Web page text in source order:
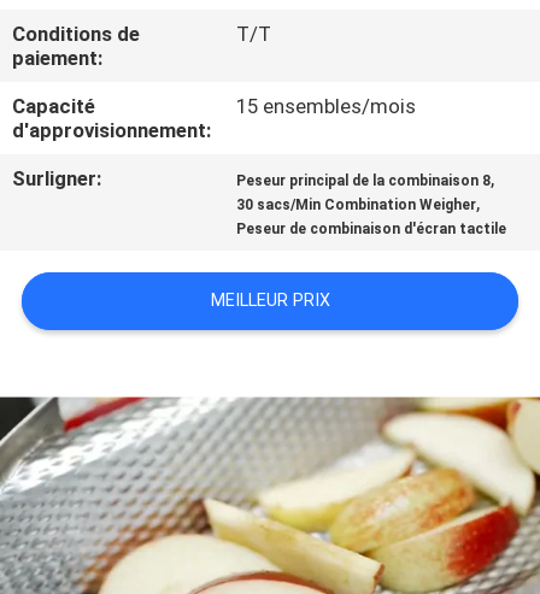
CONTACTEZ-
NOUS
NOUVELLES
DEMANDEZ
UN DEVIS
SITEMAP
POLITIQUE
DE
CONFIDENTIALITÉ
Conditions de
paiement:
T/T
Capacité
d'approvisionnement:
15 ensembles/mois
Surligner: Peseur principal de la combinaison 8,
30 sacs/Min Combination Weigher,
Peseur de combinaison d'écran tactile
MEILLEUR PRIX